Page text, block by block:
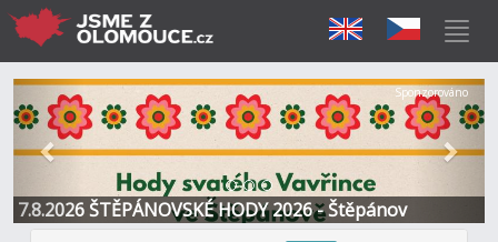
7.8.2026 ŠTĚPÁNOVSKÉ HODY 2026 - Štěpánov
Předchozí Další
Sponzorováno